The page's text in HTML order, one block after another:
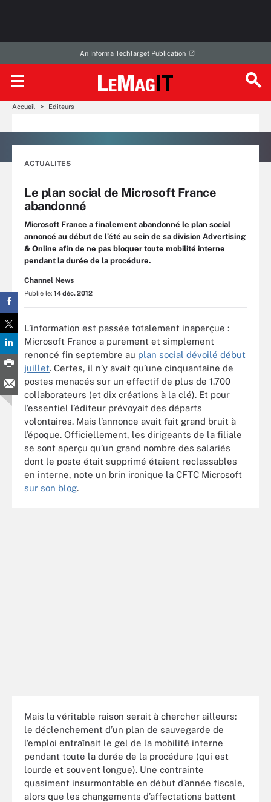
An Informa TechTarget Publication
Accueil Editeurs
ACTUALITES
Le plan social de Microsoft France
abandonné
Microsoft France a finalement abandonné le plan social
annoncé au début de l’été au sein de sa division Advertising
& Online afin de ne pas bloquer toute mobilité interne
pendant la durée de la procédure.
Channel News
Publié le: 14 déc. 2012
L’information est passée totalement inaperçue :
Microsoft France a purement et simplement
renoncé fin septembre au plan social dévoilé début
juillet. Certes, il n’y avait qu’une cinquantaine de
postes menacés sur un effectif de plus de 1.700
collaborateurs (et dix créations à la clé). Et pour
l’essentiel l’éditeur prévoyait des départs
volontaires. Mais l’annonce avait fait grand bruit à
l’époque. Officiellement, les dirigeants de la filiale
se sont aperçu qu’un grand nombre des salariés
dont le poste était supprimé étaient reclassables
en interne, note un brin ironique la CFTC Microsoft
sur son blog.
Mais la véritable raison serait à chercher ailleurs:
le déclenchement d’un plan de sauvegarde de
l’emploi entraînait le gel de la mobilité interne
pendant toute la durée de la procédure (qui est
lourde et souvent longue). Une contrainte
quasiment insurmontable en début d’année fiscale,
alors que les changements d’affectations battent